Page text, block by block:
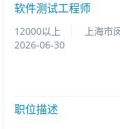
软件测试工程师
12000以上 上海市
2026-06-30
职位描述